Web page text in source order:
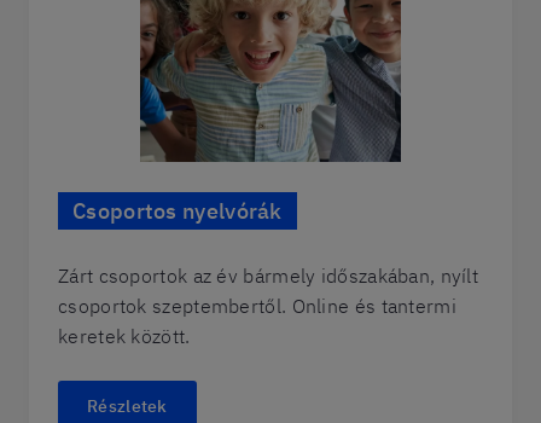
Csoportos nyelvórák
Zárt csoportok az év bármely időszakában, nyílt
csoportok szeptembertől. Online és tantermi
keretek között.
Részletek